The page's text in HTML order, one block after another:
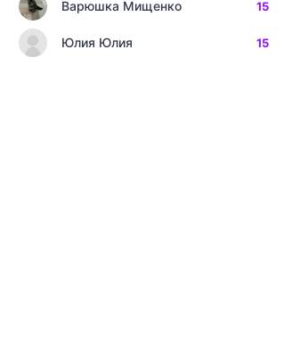
Варюшка Мищенко 15
Юлия Юлия 15